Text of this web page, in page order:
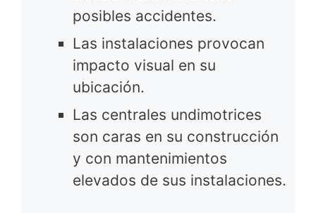
posibles accidentes.
Las instalaciones provocan
impacto visual en su
ubicación.
Las centrales undimotrices
son caras en su construcción
y con mantenimientos
elevados de sus instalaciones.